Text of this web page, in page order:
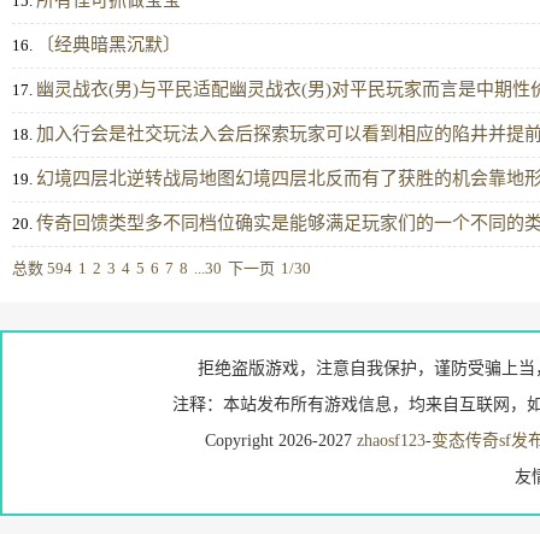
16. 〔经典暗黑沉默〕
17. 幽灵战衣(男)与平民适配幽灵战衣(男)对平民玩家而言是中期性
18. 加入行会是社交玩法入会后探索玩家可以看到相应的陷井并提
19. 幻境四层北逆转战局地图幻境四层北反而有了获胜的机会靠地
20. 传奇回馈类型多不同档位确实是能够满足玩家们的一个不同的
总数 594 1 2 3 4 5 6 7 8 ...30 下一页 1/30
拒绝盗版游戏，注意自我保护，谨防受骗上
注释：本站发布所有游戏信息，均来自互联网，
Copyright 2026-2027 zhaosf123-变态传奇sf发
友